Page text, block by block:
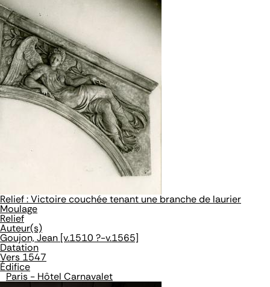
Relief : Victoire couchée tenant une branche de laurier
Moulage
Relief
Auteur(s)
Goujon, Jean [v.1510 ?-v.1565]
Datation
Vers 1547
Édifice
Paris - Hôtel Carnavalet